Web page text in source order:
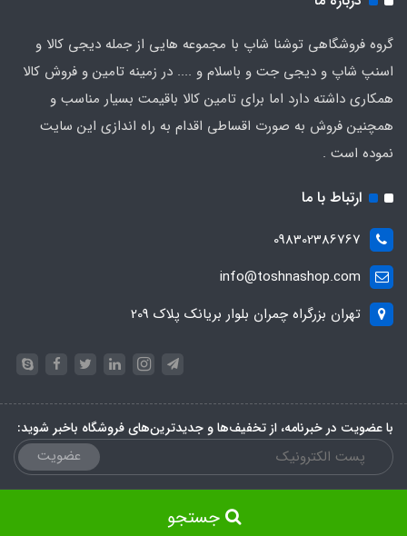
جستجو
گروه فروشگاهی توشنا شاپ با مجموعه هایی از جمله دیجی کالا و
اسنپ شاپ و دیجی جت و باسلام و .... در زمینه تامین و فروش کالا
همکاری داشته دارد اما برای تامین کالا باقیمت بسیار مناسب و
همچنین فروش به صورت اقساطی اقدام به راه اندازی این سایت
نموده است .
ارتباط با ما
098302386767
info@toshnashop.com
تهران بزرگراه چمران بلوار بریانک پلاک 209
با عضویت در خبرنامه، از تخفیف‌ها و جدیدترین‌های فروشگاه باخبر شوید:
عضویت
سایت پرتال